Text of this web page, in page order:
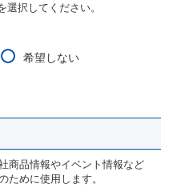
択してください。
希望しない
商品情報やイベント情報など
ために使用します。